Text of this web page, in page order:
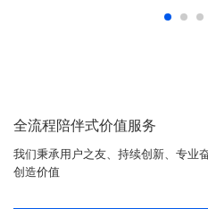
全流程陪伴式价值服务
我们秉承用户之友、持续创新、专业
创造价值